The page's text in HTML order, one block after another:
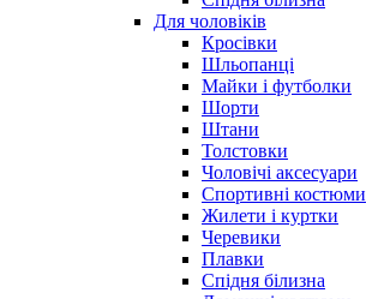
Для чоловіків
Кросівки
Шльопанці
Майки і футболки
Шорти
Штани
Толстовки
Чоловічі аксесуари
Спортивні костюми
Жилети і куртки
Черевики
Плавки
Спідня білизна